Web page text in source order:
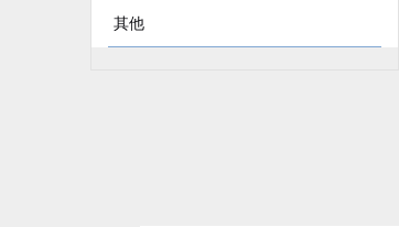
其他